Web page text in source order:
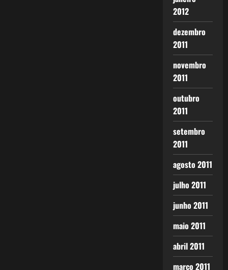
2012
dezembro
2011
novembro
2011
outubro
2011
setembro
2011
agosto 2011
julho 2011
junho 2011
maio 2011
abril 2011
março 2011